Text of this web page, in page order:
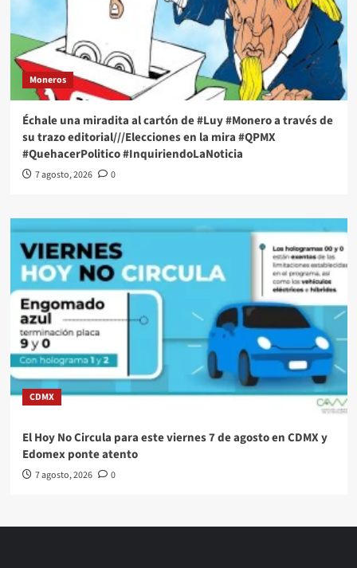
Moneros
Échale una miradita al cartón de #Luy #Monero a través de
su trazo editorial///Elecciones en la mira #QPMX
#QuehacerPolitico #InquiriendoLaNoticia
7 agosto, 2026 0
CDMX
El Hoy No Circula para este viernes 7 de agosto en CDMX y
Edomex ponte atento
7 agosto, 2026 0